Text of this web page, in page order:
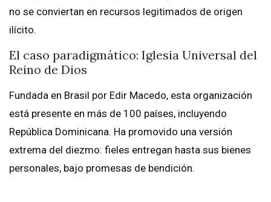
no se conviertan en recursos legitimados de origen
ilícito.
El caso paradigmático: Iglesia Universal del
Reino de Dios
Fundada en Brasil por Edir Macedo, esta organización
está presente en más de 100 países, incluyendo
República Dominicana. Ha promovido una versión
extrema del diezmo: fieles entregan hasta sus bienes
personales, bajo promesas de bendición.